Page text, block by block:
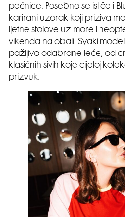
pećnice. Posebno se ističe i
karirani uzorak koji priziva
ljetne stolove uz more i
vikenda na obali. Svaki
pažljivo odabrane leće, od
klasičnih sivih koje cijeloj
prizvuk.